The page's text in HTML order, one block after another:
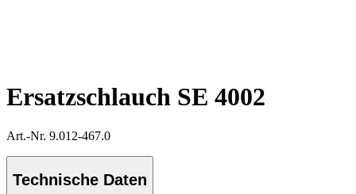
Ersatzschlauch SE 4002
Art.-Nr. 9.012-467.0
Technische Daten